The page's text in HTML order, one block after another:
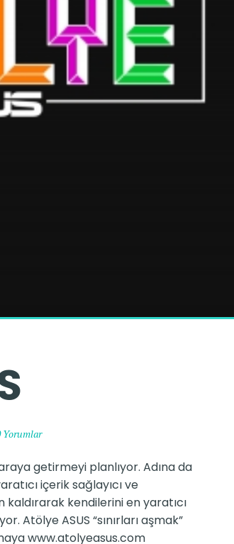
Yorumlar
getirmeyi planlıyor. Adına da
içerik sağlayıcı ve
kaldırarak kendilerini en yaratıcı
Atölye ASUS “sınırları aşmak”
www.atolyeasus.com